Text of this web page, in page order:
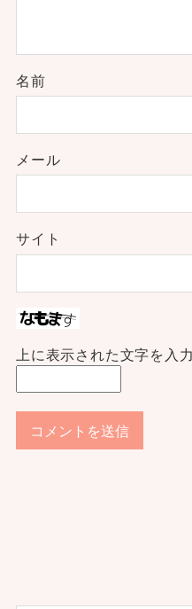
名前
メール
サイト
上に表示された文字を入